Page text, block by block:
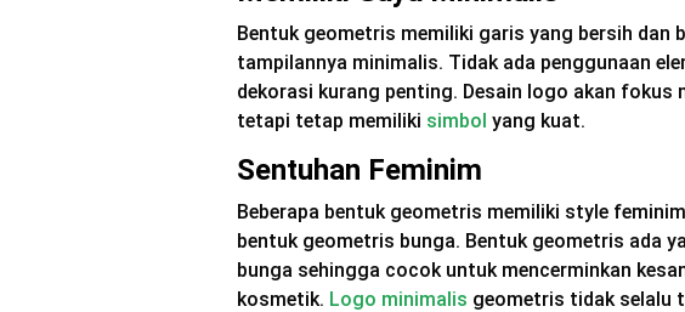
Bentuk geometris memiliki garis yang bersih dan
tampilannya minimalis. Tidak ada penggunaan
dekorasi kurang penting. Desain logo akan fokus
tetapi tetap memiliki simbol yang kuat.
Sentuhan Feminim
Beberapa bentuk geometris memiliki style
bentuk geometris bunga. Bentuk geometris ada
bunga sehingga cocok untuk mencerminkan
kosmetik. Logo minimalis geometris tidak selalu